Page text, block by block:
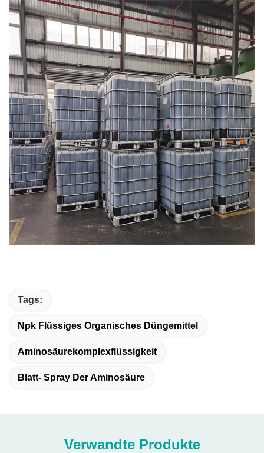
Tags:
Npk Flüssiges Organisches Düngemittel
Aminosäurekomplexflüssigkeit
Blatt- Spray Der Aminosäure
Verwandte Produkte